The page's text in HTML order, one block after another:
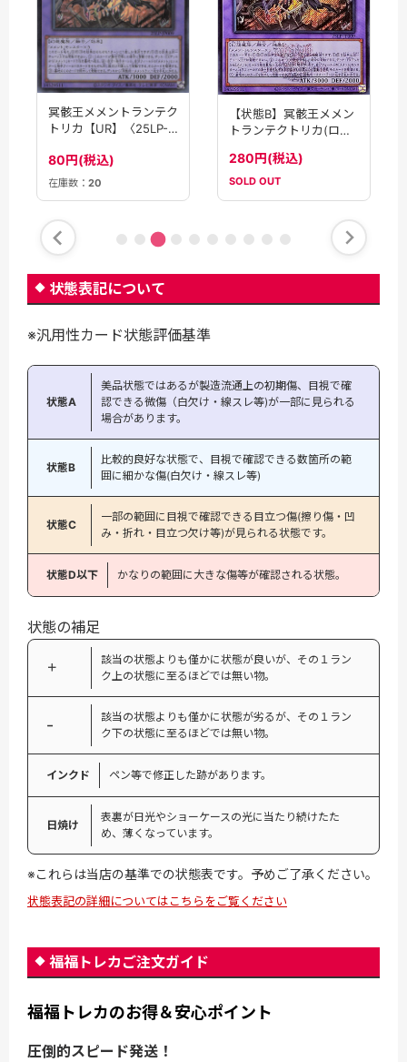
冥骸王メメントランテク
トリカ【UR】〈25LP-
80円(税込)
在庫数： 20
【状態B】冥骸王メメン
トランテクトリカ(ロゴ)
280円(税込)
SOLD OUT
状態表記について
※汎用性カード状態評価基準
状態A
美品状態ではあるが製造流通上の初期傷、目視で確
認できる微傷（白欠け・線スレ等)が一部に見られる
場合があります。
状態B
比較的良好な状態で、目視で確認できる数箇所の範
囲に細かな傷(白欠け・線スレ等)
状態C
一部の範囲に目視で確認できる目立つ傷(擦り傷・凹
み・折れ・目立つ欠け等)が見られる状態です。
状態D以下 かなりの範囲に大きな傷等が確認される状態。
状態の補足
＋
該当の状態よりも僅かに状態が良いが、その１ラン
ク上の状態に至るほどでは無い物。
−
該当の状態よりも僅かに状態が劣るが、その１ラン
ク下の状態に至るほどでは無い物。
インクド ペン等で修正した跡があります。
日焼け
表裏が日光やショーケースの光に当たり続けたた
め、薄くなっています。
※これらは当店の基準での状態表です。予めご了承ください。
状態表記の詳細についてはこちらをご覧ください
福福トレカご注文ガイド
福福トレカのお得＆安心ポイント
圧倒的スピード発送！